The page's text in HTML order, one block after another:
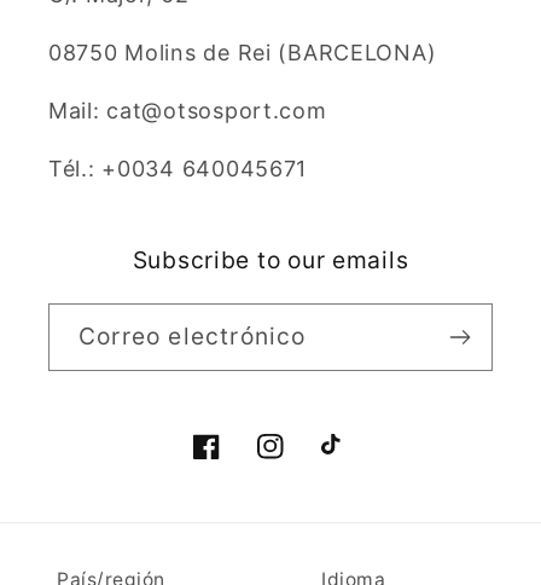
08750 Molins de Rei (BARCELONA)
Mail: cat@otsosport.com
Tél.: +0034 640045671
Subscribe to our emails
Correo electrónico
FacebookInstagramTikTok
País/región Idioma